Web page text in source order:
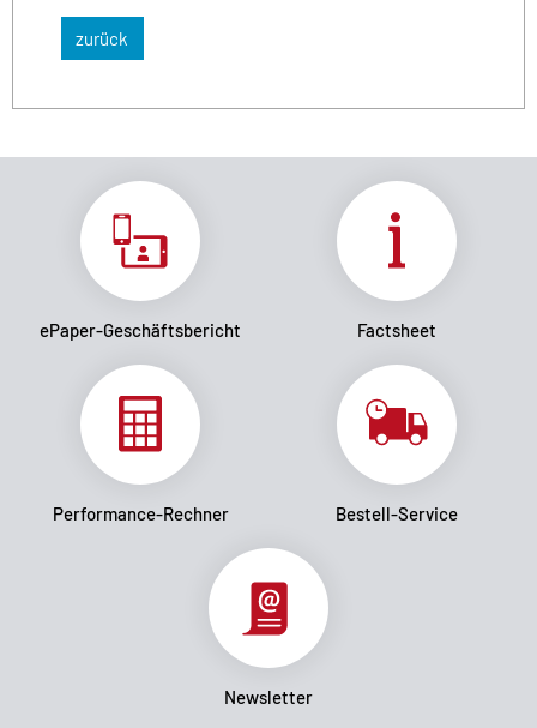
zurück
ePaper-Geschäftsbericht Factsheet
Performance-Rechner Bestell-Service
Newsletter